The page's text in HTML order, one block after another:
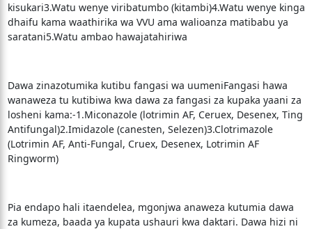
kisukari3.Watu wenye viribatumbo (kitambi)4.Watu wenye kinga
dhaifu kama waathirika wa VVU ama walioanza matibabu ya
saratani5.Watu ambao hawajatahiriwa
Dawa zinazotumika kutibu fangasi wa uumeniFangasi hawa
wanaweza tu kutibiwa kwa dawa za fangasi za kupaka yaani za
losheni kama:-1.Miconazole (lotrimin AF, Ceruex, Desenex, Ting
Antifungal)2.Imidazole (canesten, Selezen)3.Clotrimazole
(Lotrimin AF, Anti-Fungal, Cruex, Desenex, Lotrimin AF
Ringworm)
Pia endapo hali itaendelea, mgonjwa anaweza kutumia dawa
za kumeza, baada ya kupata ushauri kwa daktari. Dawa hizi ni